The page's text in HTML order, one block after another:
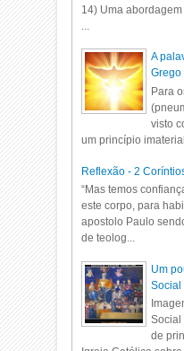
14) Uma
A
Grego
Para
visto
um princípio
Reflexão - 2
“Mas temos
este corpo, para
apostolo Paulo
de teolog...
Um
Social
Social
de